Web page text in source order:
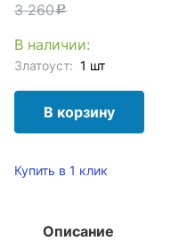
3 260c
В наличии:
Златоуст: 1 шт
В корзину
Купить в 1 клик
Описание